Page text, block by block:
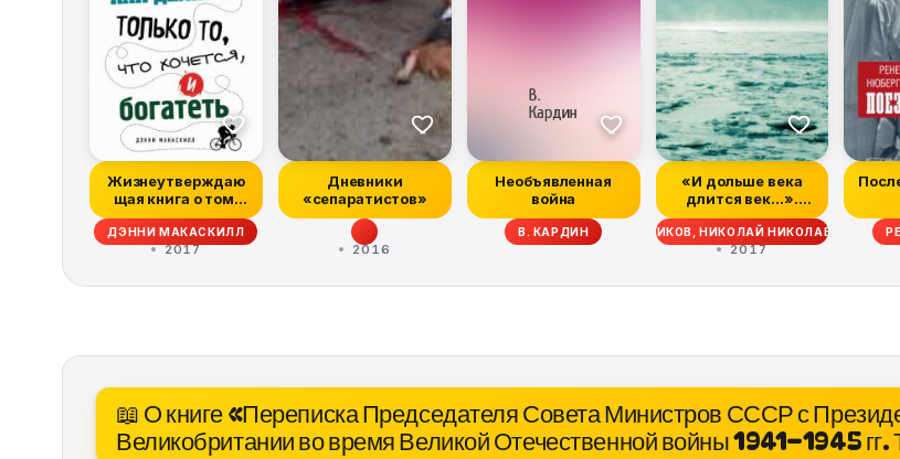
Жизнеутверждаю
щая книга о том,
как делать только
т...
ДЭННИ МАКАСКИЛЛ
2017
Дневники
«сепаратистов»
2016
Необъявленная
война
В. КАРДИН
«И дольше века
длится век…».
Пьесы,
документальные...
НИКОЛАЙ СОТНИКОВ, НИКОЛАЙ НИКОЛАЕВИЧ
2017
📖 О книге «Переписка Председателя Совета Министров СССР с
Великобритании во время Великой Отечественной войны 1941–1945 гг.